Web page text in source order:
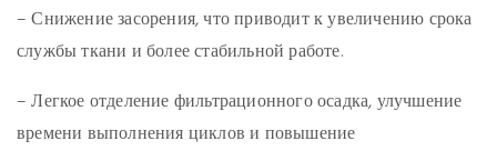
–Снижение засорения, что приводит к увеличению срока
службы ткани и более стабильной работе.
–Легкое отделение фильтрационного осадка, улучшение
времени выполнения циклов и повышение